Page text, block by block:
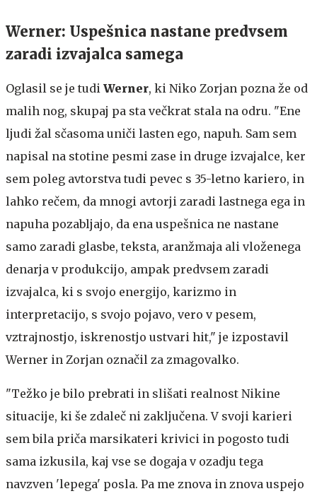
Werner: Uspešnica nastane predvsem
zaradi izvajalca samega
Oglasil se je tudi Werner, ki Niko Zorjan pozna že od
malih nog, skupaj pa sta večkrat stala na odru. "Ene
ljudi žal sčasoma uniči lasten ego, napuh. Sam sem
napisal na stotine pesmi zase in druge izvajalce, ker
sem poleg avtorstva tudi pevec s 35-letno kariero, in
lahko rečem, da mnogi avtorji zaradi lastnega ega in
napuha pozabljajo, da ena uspešnica ne nastane
samo zaradi glasbe, teksta, aranžmaja ali vloženega
denarja v produkcijo, ampak predvsem zaradi
izvajalca, ki s svojo energijo, karizmo in
interpretacijo, s svojo pojavo, vero v pesem,
vztrajnostjo, iskrenostjo ustvari hit," je izpostavil
Werner in Zorjan označil za zmagovalko.
"Težko je bilo prebrati in slišati realnost Nikine
situacije, ki še zdaleč ni zaključena. V svoji karieri
sem bila priča marsikateri krivici in pogosto tudi
sama izkusila, kaj vse se dogaja v ozadju tega
navzven 'lepega' posla. Pa me znova in znova uspejo